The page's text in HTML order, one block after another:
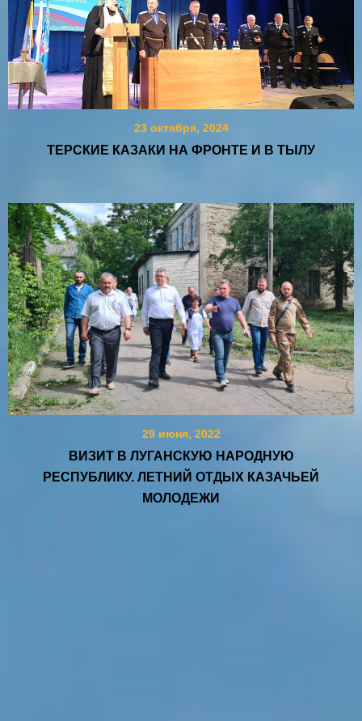
23 октября, 2024
ТЕРСКИЕ КАЗАКИ НА ФРОНТЕ И В ТЫЛУ
29 июня, 2022
ВИЗИТ В ЛУГАНСКУЮ НАРОДНУЮ
РЕСПУБЛИКУ. ЛЕТНИЙ ОТДЫХ КАЗАЧЬЕЙ
МОЛОДЕЖИ